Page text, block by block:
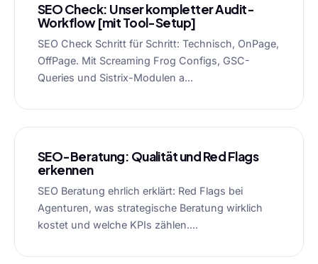
SEO Check: Unser kompletter Audit-
Workflow [mit Tool-Setup]
SEO Check Schritt für Schritt: Technisch, OnPage,
OffPage. Mit Screaming Frog Configs, GSC-
Queries und Sistrix-Modulen a...
SEO-Beratung: Qualität und Red Flags
erkennen
SEO Beratung ehrlich erklärt: Red Flags bei
Agenturen, was strategische Beratung wirklich
kostet und welche KPIs zählen....